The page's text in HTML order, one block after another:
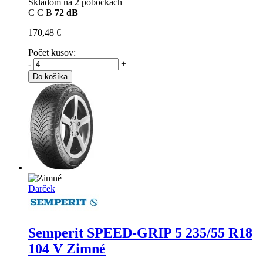
Skladom na 2 pobočkách
C C B 72 dB
170,48 €
Počet kusov:
-
+
Do košíka
Darček
Semperit SPEED-GRIP 5 235/55 R18
104 V Zimné